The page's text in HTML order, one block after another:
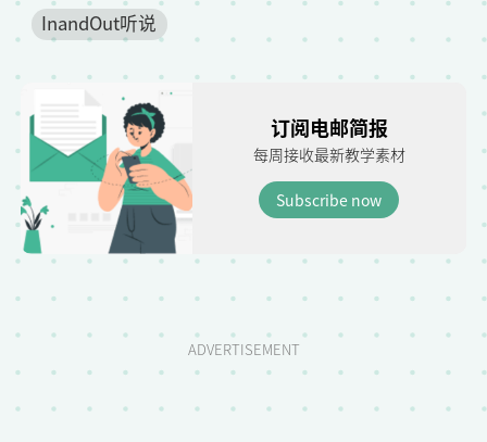
InandOut听说
订阅电邮简报
每周接收最新教学素材
Subscribe now
ADVERTISEMENT